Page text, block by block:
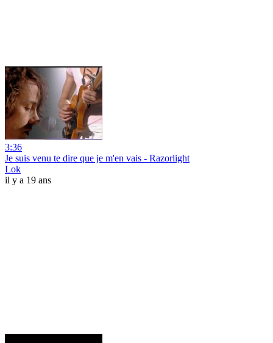
3:36
Je suis venu te dire que je m'en vais - Razorlight
Lok
il y a 19 ans